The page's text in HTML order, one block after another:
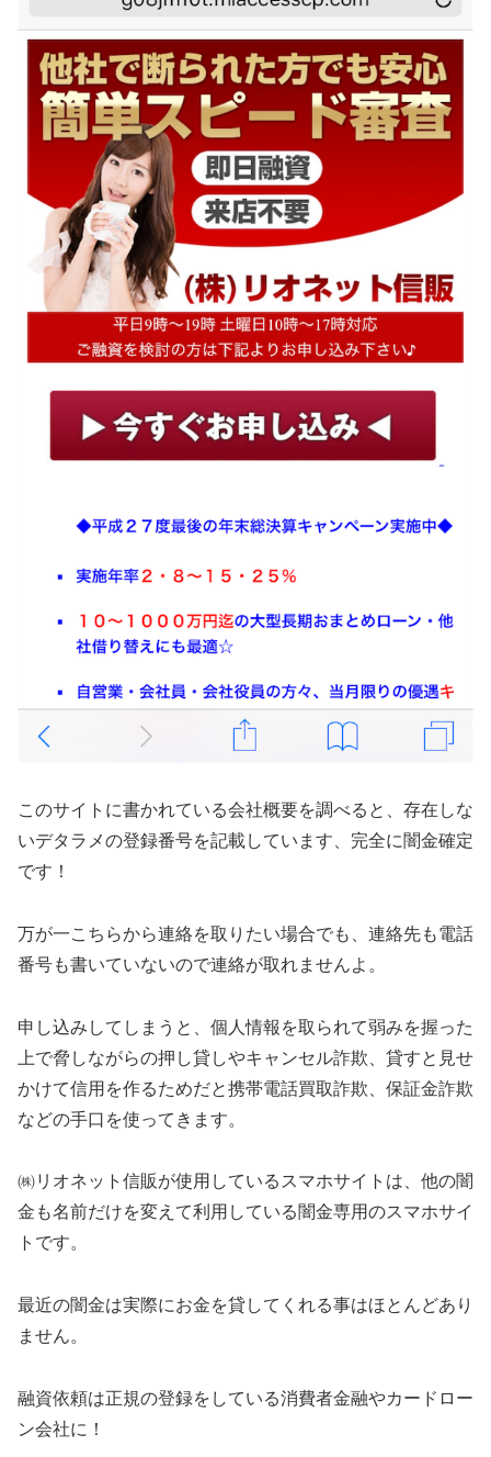
このサイトに書かれている会社概要を調べると、存在しな
いデタラメの登録番号を記載しています、完全に闇金確定
です！
万が一こちらから連絡を取りたい場合でも、連絡先も電話
番号も書いていないので連絡が取れませんよ。
申し込みしてしまうと、個人情報を取られて弱みを握った
上で脅しながらの押し貸しやキャンセル詐欺、貸すと見せ
かけて信用を作るためだと携帯電話買取詐欺、保証金詐欺
などの手口を使ってきます。
㈱リオネット信販が使用しているスマホサイトは、他の闇
金も名前だけを変えて利用している闇金専用のスマホサイ
トです。
最近の闇金は実際にお金を貸してくれる事はほとんどあり
ません。
融資依頼は正規の登録をしている消費者金融やカードロー
ン会社に！